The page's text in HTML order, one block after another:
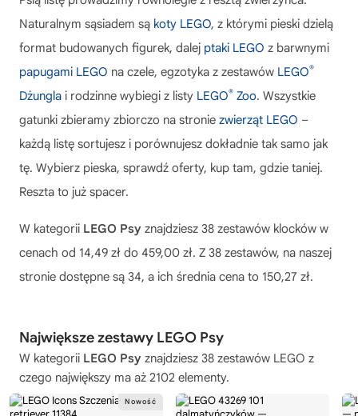
Naturalnym sąsiadem są koty LEGO, z którymi pieski dzielą
format budowanych figurek, dalej ptaki LEGO z barwnymi
papugami LEGO na czele, egzotyka z zestawów LEGO®
Dżungla i rodzinne wybiegi z listy LEGO® Zoo. Wszystkie
gatunki zbieramy zbiorczo na stronie zwierząt LEGO –
każdą listę sortujesz i porównujesz dokładnie tak samo jak
tę. Wybierz pieska, sprawdź oferty, kup tam, gdzie taniej.
Reszta to już spacer.
W kategorii LEGO Psy znajdziesz 38 zestawów klocków w
cenach od 14,49 zł do 459,00 zł. Z 38 zestawów, na naszej
stronie dostępne są 34, a ich średnia cena to 150,27 zł.
Największe zestawy LEGO Psy
W kategorii LEGO Psy znajdziesz 38 zestawów LEGO z
czego największy ma aż 2102 elementy.